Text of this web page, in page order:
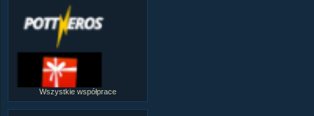
Wszystkie współprace